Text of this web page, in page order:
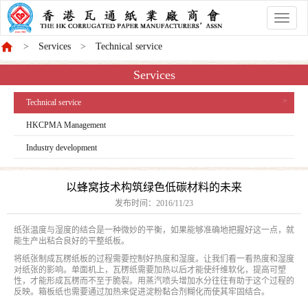
香
港
會
Services Technical service
Services
Technical service
HKCPMA Management
Industry development
以蜂窝技术构筑绿色低碳材料的未来
发布时间： 2016/11/23
纸张温度与湿度的结合是一种微妙的平衡，如果能够准确地把握好这一点，就
能生产出粘合良好的平整纸板。
将纸张制成瓦楞纸板的过程需要控制好热度和湿度。让我们看一看热度和湿度
对纸张的影响。单面机上，瓦楞纸需要加热以后才能使纤维软化，提高可塑
性，才能形成瓦楞而不至于脆裂。用蒸汽喷头增加水分往往有助于这个过程的
反映。箱板纸也需要通过加热来促进淀粉黏合剂糊化而使其牢固结合。